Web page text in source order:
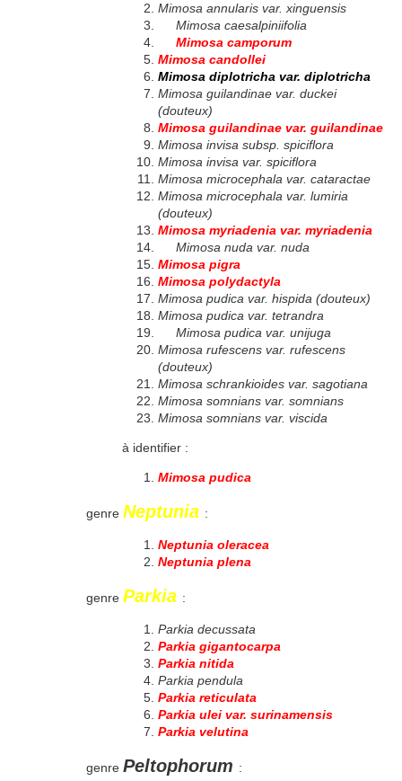
Mimosa annularis var. xinguensis
Mimosa caesalpiniifolia
Mimosa camporum
Mimosa candollei
Mimosa diplotricha var. diplotricha
Mimosa guilandinae var. duckei
(douteux)
Mimosa guilandinae var. guilandinae
Mimosa invisa subsp. spiciflora
Mimosa invisa var. spiciflora
Mimosa microcephala var. cataractae
Mimosa microcephala var. lumiria
(douteux)
Mimosa myriadenia var. myriadenia
Mimosa nuda var. nuda
Mimosa pigra
Mimosa polydactyla
Mimosa pudica var. hispida (douteux)
Mimosa pudica var. tetrandra
Mimosa pudica var. unijuga
Mimosa rufescens var. rufescens
(douteux)
Mimosa schrankioides var. sagotiana
Mimosa somnians var. somnians
Mimosa somnians var. viscida
à identifier :
Mimosa pudica
genre Neptunia :
Neptunia oleracea
Neptunia plena
genre Parkia :
Parkia decussata
Parkia gigantocarpa
Parkia nitida
Parkia pendula
Parkia reticulata
Parkia ulei var. surinamensis
Parkia velutina
genre Peltophorum :